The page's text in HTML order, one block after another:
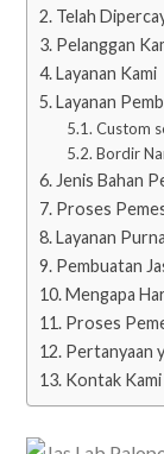
Telah
Pelanggan
Layanan Kami
Layanan
Custom
Bordir
Jenis Bahan
Proses
Layanan
Pembuatan
Mengapa
Proses
Pertanyaan
Kontak